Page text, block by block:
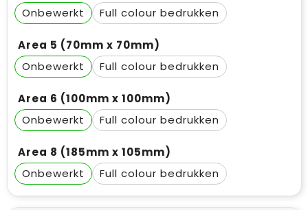
Onbewerkt
Full colour
Area 5 (70mm x 70mm)
Onbewerkt
Full colour
Area 6 (100mm x 100mm)
Onbewerkt
Full colour
Area 8 (185mm x 105mm)
Onbewerkt
Full colour